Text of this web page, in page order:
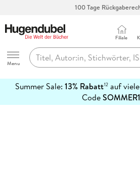
100 Tage
Hugendubel
Menu
Filiale
Summer Sale: 13% Rabatt12auf
Code
erfahren